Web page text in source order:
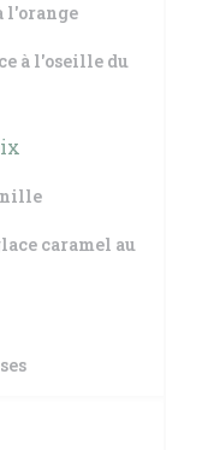
l'orange
à l'oseille du
caramel au